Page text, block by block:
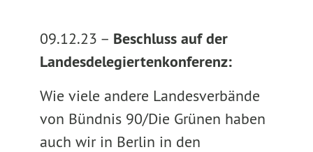
09.12.23 – Beschluss auf der
Landesdelegiertenkonferenz:
Wie viele andere Landesverbände
von Bündnis 90/Die Grünen haben
auch wir in Berlin in den